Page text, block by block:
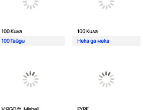
100 Кила
100 Гайди
100 Кила
Нека да мека